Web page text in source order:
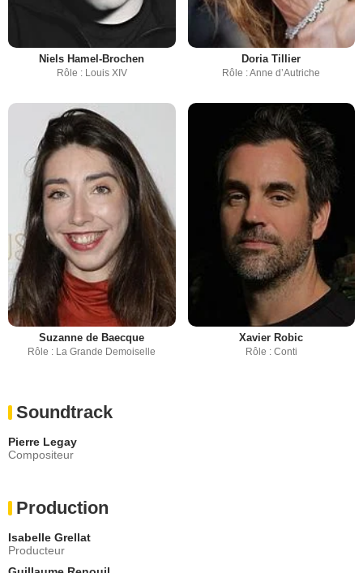
Niels Hamel-Brochen
Rôle : Louis XIV
Doria Tillier
Rôle : Anne d’Autriche
Suzanne de Baecque
Rôle : La Grande Demoiselle
Xavier Robic
Rôle : Conti
Soundtrack
Pierre Legay
Compositeur
Production
Isabelle Grellat
Producteur